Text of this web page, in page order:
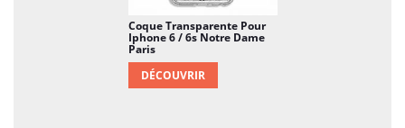
Coque Transparente Pour
Iphone 6 / 6s Notre Dame
Paris
DÉCOUVRIR